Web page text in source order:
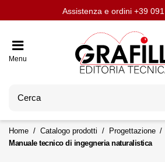
Chi siamoScrivi per
Assistenza e ordini +39
Aggiornati con
Menu
Home Catalogo prodotti Progettazione
Manuale tecnico di ingegneria naturalistica